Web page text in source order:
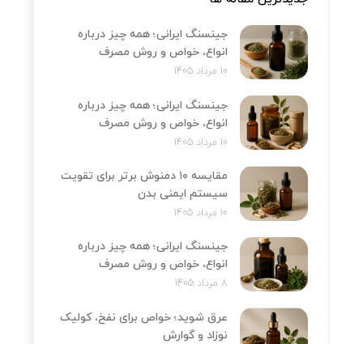
جینسنگ ایرانی؛ همه چیز درباره
انواع، خواص و روش مصرف
10 مرداد 1405
جینسنگ ایرانی؛ همه چیز درباره
انواع، خواص و روش مصرف
10 مرداد 1405
مقایسه ۱۰ دمنوش برتر برای تقویت
سیستم ایمنی بدن
10 مرداد 1405
جینسنگ ایرانی؛ همه چیز درباره
انواع، خواص و روش مصرف
8 مرداد 1405
عرق شوید؛ خواص برای نفخ، کولیک
نوزاد و گوارش